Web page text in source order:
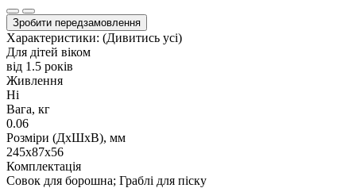
Зробити передзамовлення
Характеристики: (Дивитись усі)
Для дітей віком
від 1.5 років
Живлення
Ні
Вага, кг
0.06
Розміри (ДxШxВ), мм
245х87х56
Комплектація
Совок для борошна; Граблі для піску